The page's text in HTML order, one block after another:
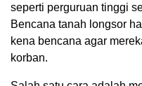
seperti perguruan tinggi
Bencana tanah longsor
kena bencana agar
korban.